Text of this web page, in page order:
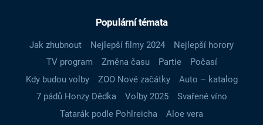
Populární témata
Jak zhubnout Nejlepší filmy 2024
Nejlepší horory
TV program
Změna času Partie
Počasí
Kdy budou volby
ZOO Nové začátky
Auto – katalog
7 pádů Honzy Dědka
Volby 2025
Svařené víno
Tatarák podle Pohlreicha
Aloe vera